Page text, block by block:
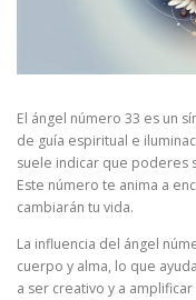
El ángel número 33 es un
de guía espiritual e
suele indicar que poderes
Este número te anima a
cambiarán tu vida.
La influencia del ángel
cuerpo y alma, lo que
a ser creativo y a